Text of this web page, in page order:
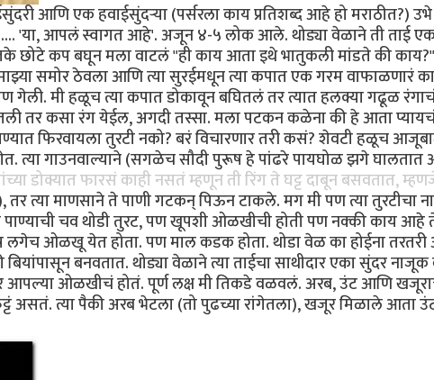
आणि एक हवाईसुंदर्‍या (पर्सरला काय प्रतिशब्द आहे हो मराठीत?) उभे
'या, आपलं स्वागत आहे'. अजून ४-५ लोक आले. थोड्या वेळाने ती ताई
कप बघून मला वाटलं "ही काय आता इथे भातुकली मांडते की काय?"
समोर ठेवला आणि त्या सुरईमधून त्या कपात एक गरम वाफाळणारं
मी हळूच त्या कपात डोकावून बघितलं तर त्यात हलक्या गढूळ
तर कसा रंग येईल, अगदी तस्सा. मला पटकन कळेना की हे आता
फिरवायला तुरटी नको? बरं विचारणार तरी कसं? शेवटी हळूच
त्या गाउनवाल्याने (सगळेच सौदी पुरूष हे पांढरे पायघोळ झगे घालतात
डोक्यात फारसं काही नसतं म्हणून ती रिंग ते घट्ट दाबून बसवतात,
तर त्या माणसाने ते पाणी गटकन् पिऊन टाकले. मग मी पण त्या तुरटीचा
पाण्याची चव थोडी तुरट, पण खूपशी ओळखीची होती पण नक्की काय
लगेच ओळखू येत होता. पण माल कडक होता. थोडा वेळ का होईना
बनवतात. थोड्या वेळाने त्या ताईचा साथीदार एका सुंदर
ओळखीचं होतं. पूर्ण लक्ष मी तिकडे वळवलं. अरब, उंट आणि
असतं. त्या पैकी अरब भेटला (तो पुढच्या रांगेतला), खजूर मिळाले आता